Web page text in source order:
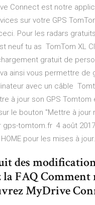
Connect est notre
sur votre GPS
Pour les radars
neuf tu as TomTom XL
gratuit de
ainsi vous permettre
avec un câble
à jour son GPS
le bouton "Mettre à
tomtom.fr 4 août
pour les mises à
des
FAQ
MyDrive